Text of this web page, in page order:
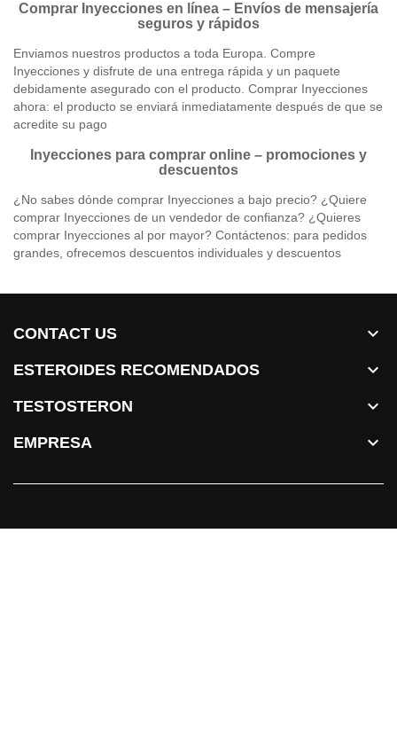
Comprar Inyecciones en línea – Envíos de mensajería
seguros y rápidos
Enviamos nuestros productos a toda Europa. Compre
Inyecciones y disfrute de una entrega rápida y un paquete
debidamente asegurado con el producto. Comprar Inyecciones
ahora: el producto se enviará inmediatamente después de que se
acredite su pago
Inyecciones para comprar online – promociones y
descuentos
¿No sabes dónde comprar Inyecciones a bajo precio? ¿Quiere
comprar Inyecciones de un vendedor de confianza? ¿Quieres
comprar Inyecciones al por mayor? Contáctenos: para pedidos
grandes, ofrecemos descuentos individuales y descuentos
CONTACT US 
ESTEROIDES RECOMENDADOS 
TESTOSTERON 
EMPRESA 